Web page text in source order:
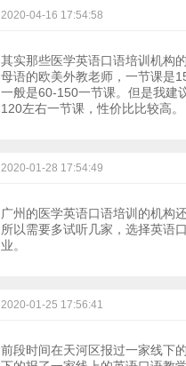
2020-04-16 17:54:58
其实那些医学英语口语培训机构
母语的欧美外教老师，一节课是
一般是60-150一节课。但是我建
120左右一节课，性价比比较高。
2020-01-28 17:54:49
广州的医学英语口语培训的机构
所以需要多试听几家，选择英语
业。
2020-01-25 17:56:41
前段时间在天河区报过一家线下